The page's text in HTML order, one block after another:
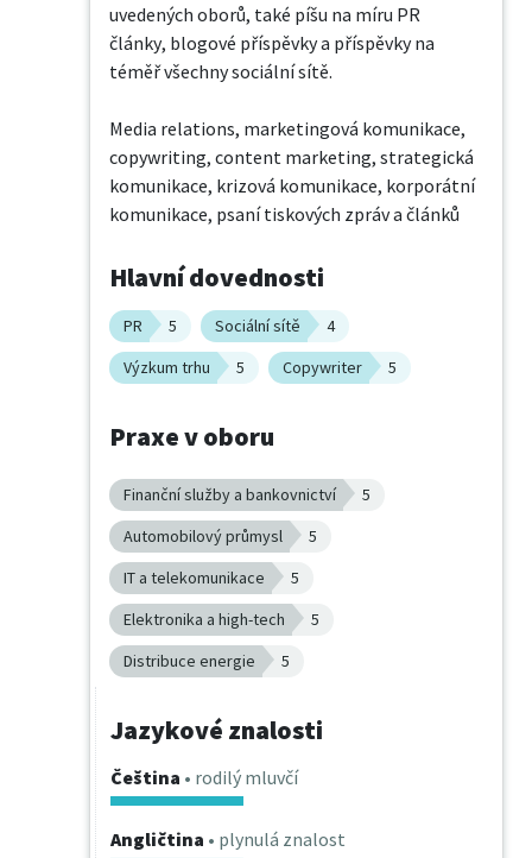
uvedených oborů, také píšu na míru PR
články, blogové příspěvky a příspěvky na
téměř všechny sociální sítě.
Media relations, marketingová komunikace,
copywriting, content marketing, strategická
komunikace, krizová komunikace, korporátní
komunikace, psaní tiskových zpráv a článků
Hlavní dovednosti
PR 5 Sociální sítě
4
Výzkum trhu
5 Copywriter 5
Praxe v oboru
Finanční služby a bankovnictví
5
Automobilový průmysl
5
IT a telekomunikace
5
Elektronika a high-tech
5
Distribuce energie
5
Jazykové znalosti
Čeština • rodilý mluvčí
Angličtina • plynulá znalost